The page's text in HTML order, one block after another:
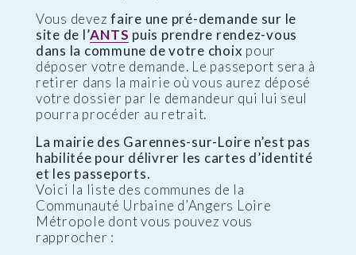
Vous devezfaire une pré-demande sur le
site de l’ANTS puis prendre rendez-vous
dans la commune de votre choix pour
déposer votre demande. Le passeport sera à
retirer dans la mairie où vous aurez déposé
votre dossier par le demandeur qui lui seul
pourra procéder au retrait.
La mairie des Garennes-sur-Loire n’est pas
habilitée pour délivrer les cartes d’identité
et les passeports.
Voici la liste des communes de la
Communauté Urbaine d’Angers Loire
Métropole dont vous pouvez vous
rapprocher :